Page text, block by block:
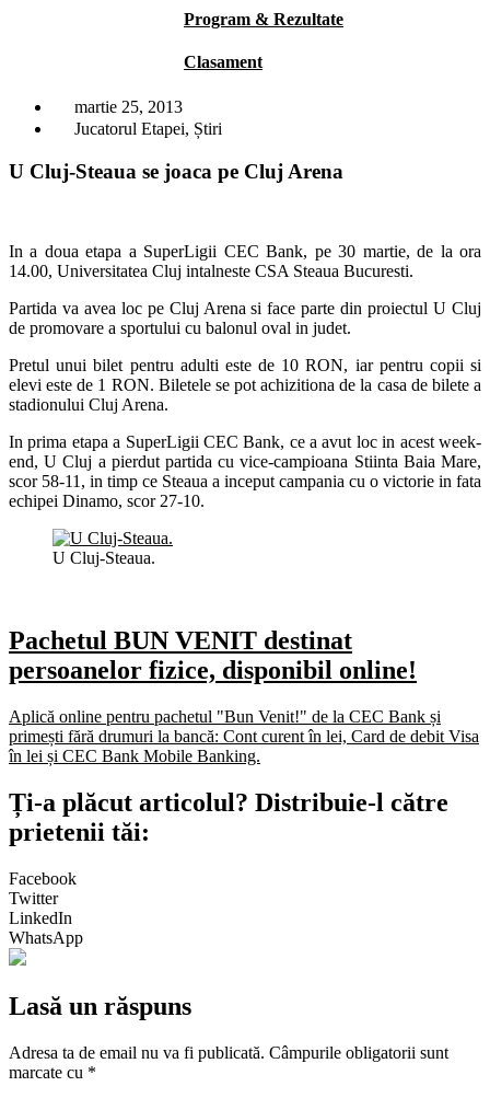
Program & Rezultate
Clasament
martie 25, 2013
Jucatorul Etapei, Știri
U Cluj-Steaua se joaca pe Cluj Arena
In a doua etapa a SuperLigii CEC Bank, pe 30 martie, de la ora
14.00, Universitatea Cluj intalneste CSA Steaua Bucuresti.
Partida va avea loc pe Cluj Arena si face parte din proiectul U Cluj
de promovare a sportului cu balonul oval in judet.
Pretul unui bilet pentru adulti este de 10 RON, iar pentru copii si
elevi este de 1 RON. Biletele se pot achizitiona de la casa de bilete a
stadionului Cluj Arena.
In prima etapa a SuperLigii CEC Bank, ce a avut loc in acest week-
end, U Cluj a pierdut partida cu vice-campioana Stiinta Baia Mare,
scor 58-11, in timp ce Steaua a inceput campania cu o victorie in fata
echipei Dinamo, scor 27-10.
U Cluj-Steaua.
Pachetul BUN VENIT destinat
persoanelor fizice, disponibil online!
Aplică online pentru pachetul "Bun Venit!" de la CEC Bank și
primești fără drumuri la bancă: Cont curent în lei, Card de debit Visa
în lei și CEC Bank Mobile Banking.​
Ți-a plăcut articolul? Distribuie-l către
prietenii tăi:
Facebook
Twitter
LinkedIn
WhatsApp
Lasă un răspuns
Adresa ta de email nu va fi publicată. Câmpurile obligatorii sunt
marcate cu *